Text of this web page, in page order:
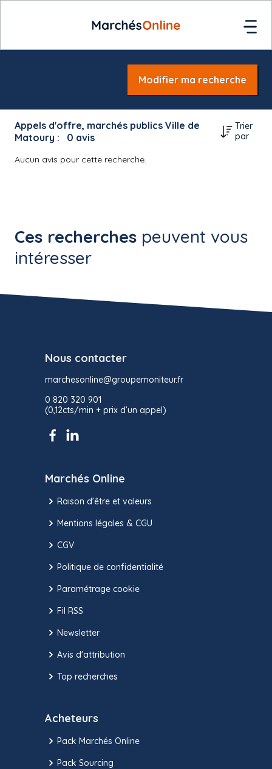
Modifier ma recherche
Appels d'offre, marchés publics Ville de
Matoury :
0 avis
Trier
par
Aucun avis pour cette recherche.
Ces recherches peuvent vous
intéresser
Nous contacter
marchesonline@groupemoniteur.fr
0 820 320 901
(0,12cts/min + prix d’un appel)
Marchés Online
Raison d’être et valeurs
Mentions légales & CGU
CGV
Politique de confidentialité
Paramétrage cookie
Fil RSS
Newsletter
Avis d'attribution
Top recherches
Acheteurs
Pack Marchés Online
Pack Sourcing